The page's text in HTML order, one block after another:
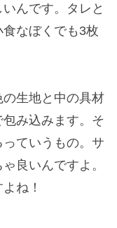
んです。タレと
なぼくでも3枚
生地と中の具材
み込みます。そ
ていうもの。サ
良いんですよ。
ね！